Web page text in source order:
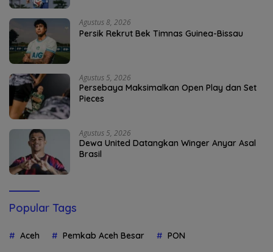
Agustus 8, 2026
Persik Rekrut Bek Timnas Guinea-Bissau
Agustus 5, 2026
Persebaya Maksimalkan Open Play dan Set
Pieces
Agustus 5, 2026
Dewa United Datangkan Winger Anyar Asal
Brasil
Popular Tags
Aceh Pemkab Aceh Besar PON